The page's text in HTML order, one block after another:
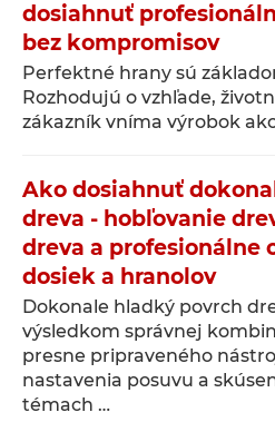
dosiahnuť
bez kompromisov
Perfektné hrany sú
Rozhodujú o vzhľade,
zákazník vníma výrobok
Ako dosiahnuť
dreva - hobľovanie
dreva a profesionálne
dosiek a hranolov
Dokonale hladký povrch
výsledkom správnej
presne pripraveného
nastavenia posuvu a
témach …